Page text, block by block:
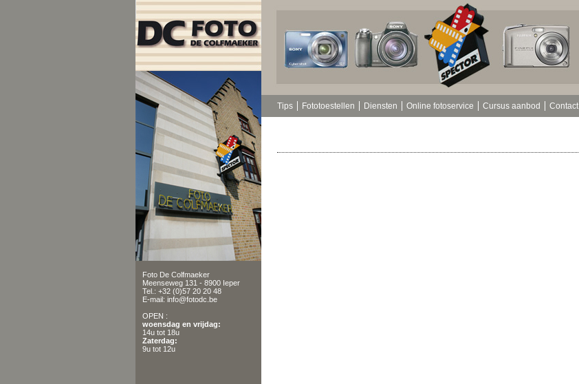
Foto De Colfmaeker
Meenseweg 131 - 8900 Ieper
Tel.: +32 (0)57 20 20 48
E-mail: info@fotodc.be
OPEN :
woensdag en vrijdag:
14u tot 18u
Zaterdag:
9u tot 12u
Tips Fototoestellen Diensten Online fotoservice Cursus aanbod Contact